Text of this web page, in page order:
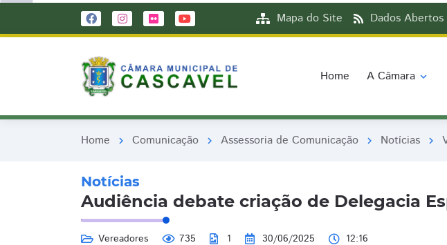
Mapa do Site Dados Abertos
Home A Câmara expand_more
Home chevron_right Comunicação chevron_right Assessoria de Comunicação chevron_right Notícias chevron_right
Notícias
Audiência debate criação de Delegacia
Vereadores 735 1 30/06/2025 12:16